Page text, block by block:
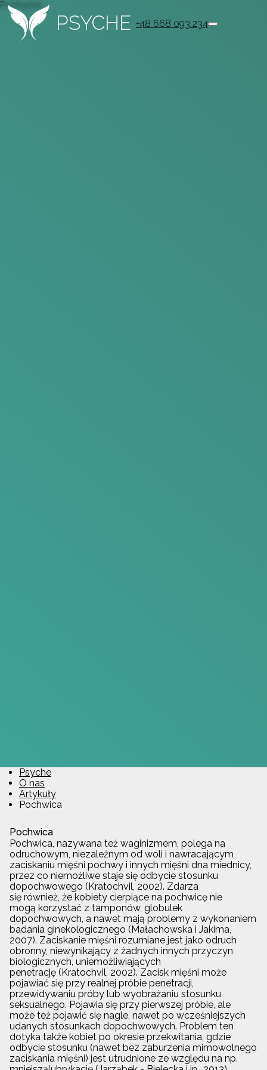
PSYCHE +48 668 093 234
Pochwica
Psyche
O nas
Artykuły
Pochwica
Pochwica
Pochwica, nazywana też waginizmem, polega na
odruchowym, niezależnym od woli i nawracającym
zaciskaniu mięśni pochwy i innych mięśni dna miednicy,
przez co niemożliwe staje się odbycie stosunku
dopochwowego (Kratochvil, 2002). Zdarza
się również, że kobiety cierpiące na pochwicę nie
mogą korzystać z tamponów, globulek
dopochwowych, a nawet mają problemy z wykonaniem
badania ginekologicznego (Małachowska i Jakima,
2007). Zaciskanie mięśni rozumiane jest jako odruch
obronny, niewynikający z żadnych innych przyczyn
biologicznych, uniemożliwiających
penetrację (Kratochvil, 2002). Zacisk mięśni może
pojawiać się przy realnej próbie penetracji,
przewidywaniu próby lub wyobrażaniu stosunku
seksualnego. Pojawia się przy pierwszej próbie, ale
może też pojawić się nagle, nawet po wcześniejszych
udanych stosunkach dopochwowych. Problem ten
dotyka także kobiet po okresie przekwitania, gdzie
odbycie stosunku (nawet bez zaburzenia mimowolnego
zaciskania mięśni) jest utrudnione ze względu na np.